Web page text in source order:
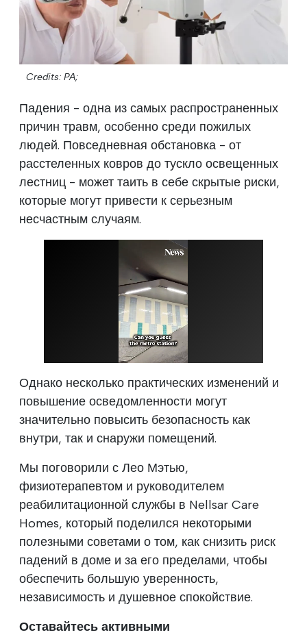
Credits: PA;
Падения - одна из самых распространенных
причин травм, особенно среди пожилых
людей. Повседневная обстановка - от
расстеленных ковров до тускло освещенных
лестниц - может таить в себе скрытые риски,
которые могут привести к серьезным
несчастным случаям.
Однако несколько практических изменений и
повышение осведомленности могут
значительно повысить безопасность как
внутри, так и снаружи помещений.
Мы поговорили с Лео Мэтью,
физиотерапевтом и руководителем
реабилитационной службы в Nellsar Care
Homes, который поделился некоторыми
полезными советами о том, как снизить риск
падений в доме и за его пределами, чтобы
обеспечить большую уверенность,
независимость и душевное спокойствие.
Оставайтесь активными